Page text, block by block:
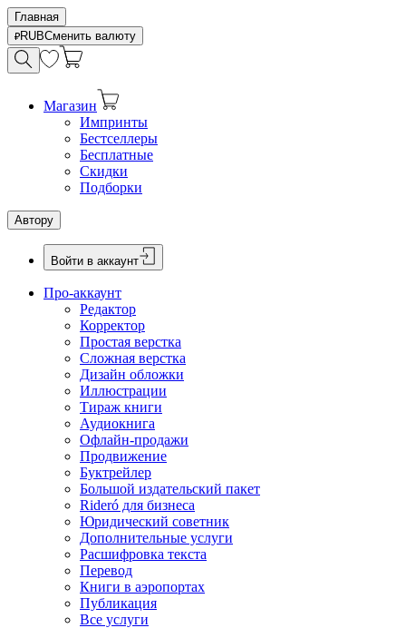
Главная
RUBСменить валюту
Магазин
Импринты
Бестселлеры
Бесплатные
Скидки
Подборки
Автору
Войти в аккаунт
Про-аккаунт
Редактор
Корректор
Простая верстка
Сложная верстка
Дизайн обложки
Иллюстрации
Тираж книги
Аудиокнига
Офлайн-продажи
Продвижение
Буктрейлер
Большой издательский пакет
Rideró для бизнеса
Юридический советник
Дополнительные услуги
Расшифровка текста
Перевод
Книги в аэропортах
Публикация
Все услуги